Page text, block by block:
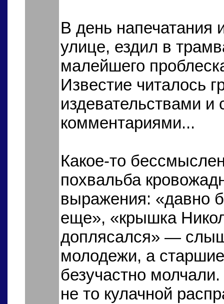
В день напечатания
улице, ездил в
малейшего
Известие читалось
издевательствами
комментариями...
Какое-то
похвальба
выражения: «давно
еще», «крышка
доплясался» —
молодежи, а
безучастно
не то кулачной